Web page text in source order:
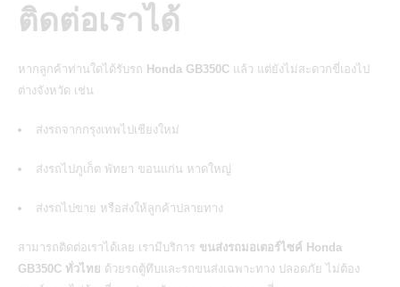
ติดต่อเราได้
หากลูกค้าท่านใดได้รับรถ Honda GB350C แล้ว แต่ยังไม่สะดวกขี่เองไป
ต่างจังหวัด เช่น
ส่งรถจากกรุงเทพไปเชียงใหม่
ส่งรถไปภูเก็ต พัทยา ขอนแก่น หาดใหญ่
ส่งรถไปขาย หรือส่งให้ลูกค้าปลายทาง
สามารถติดต่อเราได้เลย เรามีบริการ ขนส่งรถมอเตอร์ไซค์ Honda
GB350C ทั่วไทย ด้วยรถตู้ทึบและรถขนส่งเฉพาะทาง ปลอดภัย ไม่ต้อง